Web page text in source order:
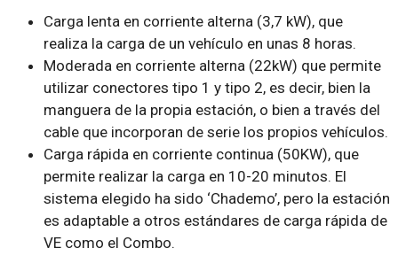
Carga lenta en corriente alterna (3,7 kW), que
realiza la carga de un vehículo en unas 8 horas.
Moderada en corriente alterna (22kW) que permite
utilizar conectores tipo 1 y tipo 2, es decir, bien la
manguera de la propia estación, o bien a través del
cable que incorporan de serie los propios vehículos.
Carga rápida en corriente continua (50KW), que
permite realizar la carga en 10-20 minutos. El
sistema elegido ha sido ‘Chademo’, pero la estación
es adaptable a otros estándares de carga rápida de
VE como el Combo.